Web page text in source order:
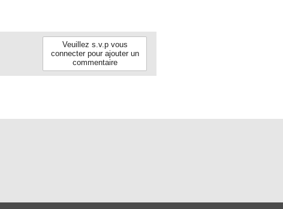
Veuillez s.v.p vous
connecter pour ajouter un
commentaire